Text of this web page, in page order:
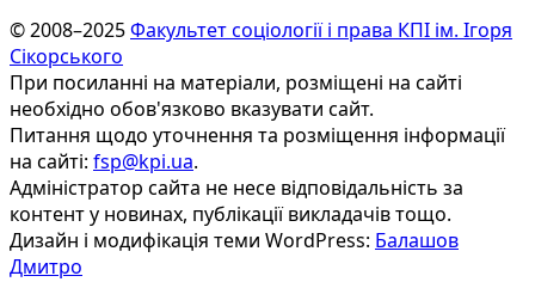
© 2008–2025Факультет соціології і права КПІ ім. Ігоря
Сікорського
При посиланні на матеріали, розміщені на сайті
необхідно обов'язково вказувати сайт.
Питання щодо уточнення та розміщення інформації
на сайті: fsp@kpi.ua.
Адміністратор сайта не несе відповідальність за
контент у новинах, публікації викладачів тощо.
Дизайн і модифікація теми WordPress: Балашов
Дмитро